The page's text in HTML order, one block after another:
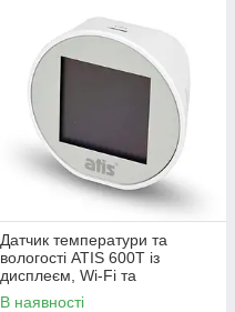
Датчик температури та
вологості ATIS 600T із
дисплеєм, Wi-Fi та
підтримкою Tuya Smart
В наявності